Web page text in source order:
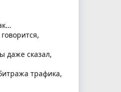
даже сказал,
трафика,